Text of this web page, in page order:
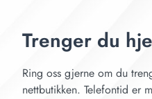
Trenger du
Ring oss gjerne om du
nettbutikken. Telefontid er